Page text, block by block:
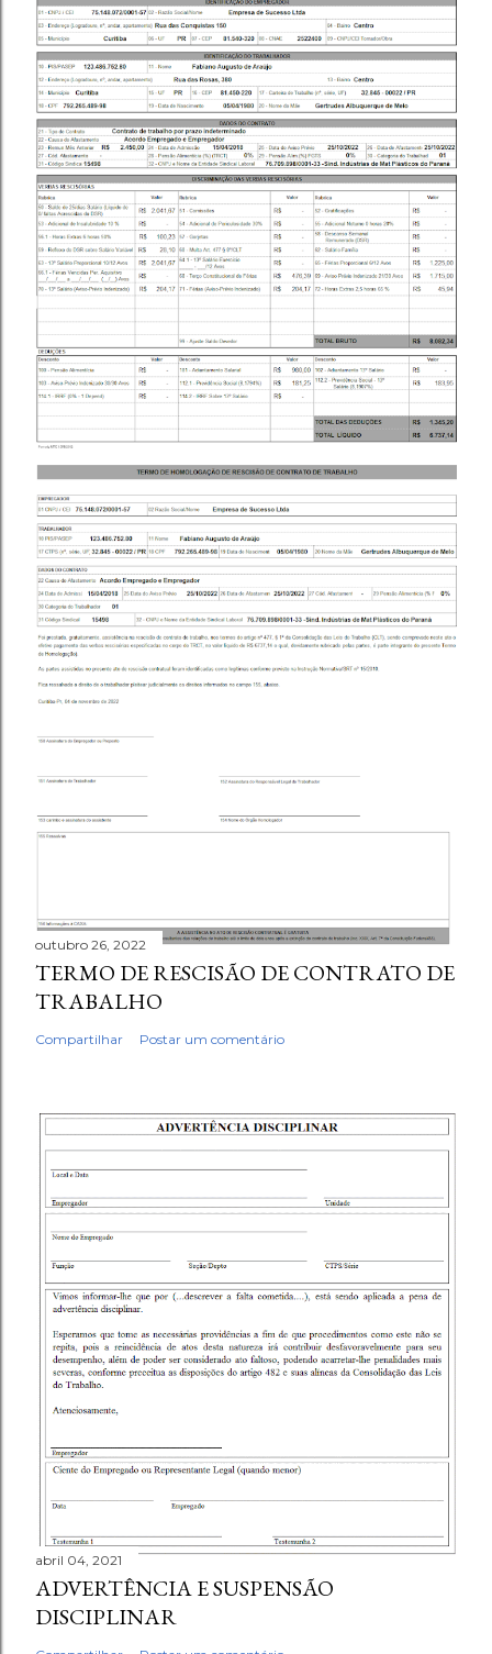
outubro 26, 2022
TERMO DE RESCISÃO DE CONTRATO DE
TRABALHO
Compartilhar Postar um comentário
abril 04, 2021
ADVERTÊNCIA E SUSPENSÃO
DISCIPLINAR